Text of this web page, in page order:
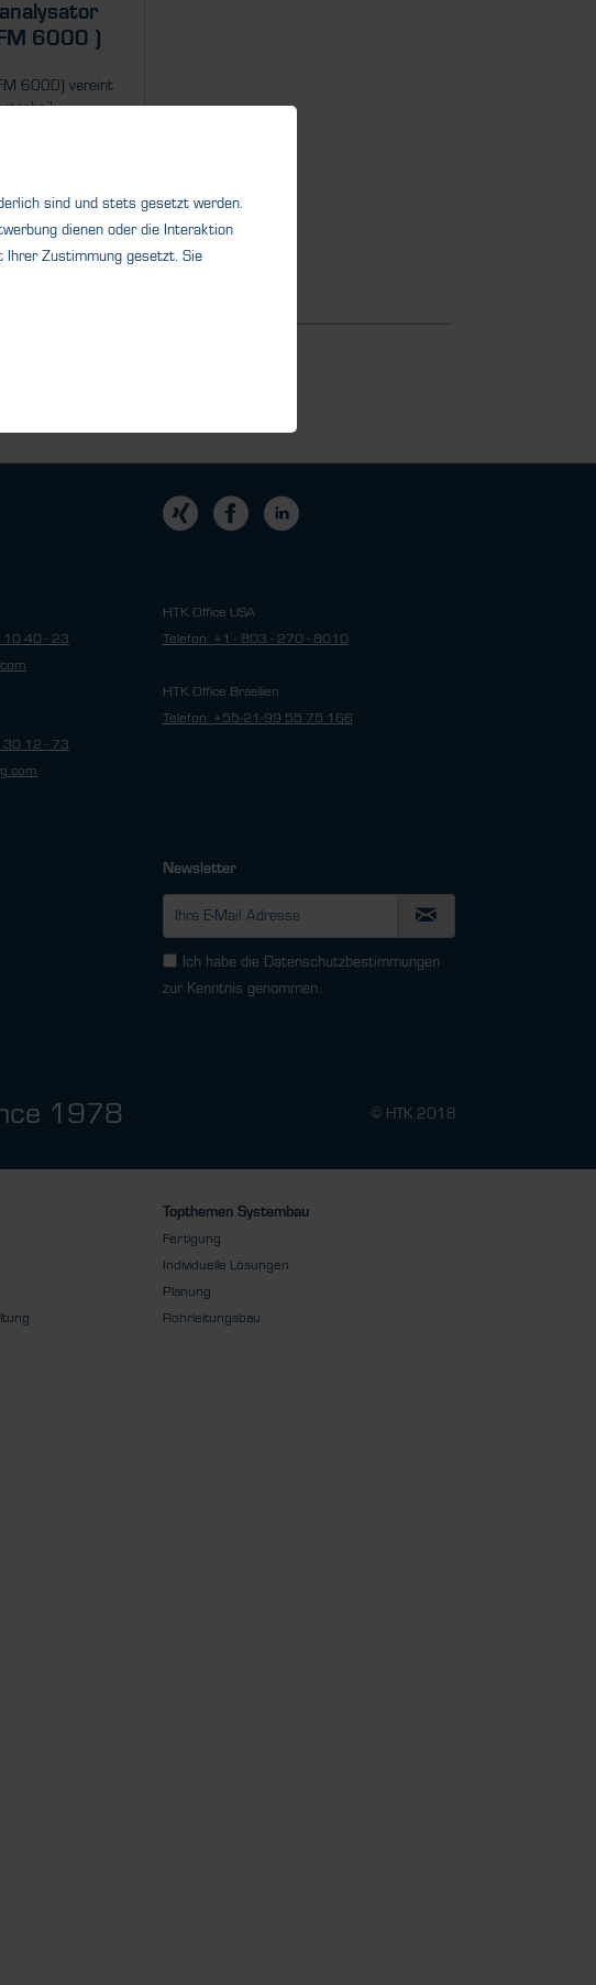
6000 )
6000) vereint
Details
10 40 - 23
30 12 - 73
HTK Office USA
Telefon: +1 - 803 - 270 - 8010
HTK Office Brasilien
Telefon: +55-21-99 55 75 166
Newsletter
Ich habe die Datenschutzbestimmungen
zur Kenntnis genommen.
1978 © HTK 2018
Topthemen Systembau
Fertigung
Individuelle Lösungen
Planung
Rohrleitungsbau
sind und stets gesetzt werden.
dienen oder die Interaktion
Ihrer Zustimmung gesetzt. Sie